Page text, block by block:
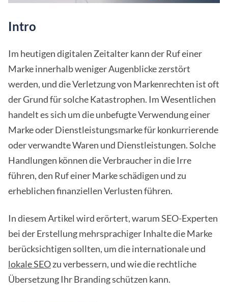
Intro
Im heutigen digitalen Zeitalter kann der Ruf einer
Marke innerhalb weniger Augenblicke zerstört
werden, und die Verletzung von Markenrechten ist oft
der Grund für solche Katastrophen. Im Wesentlichen
handelt es sich um die unbefugte Verwendung einer
Marke oder Dienstleistungsmarke für konkurrierende
oder verwandte Waren und Dienstleistungen. Solche
Handlungen können die Verbraucher in die Irre
führen, den Ruf einer Marke schädigen und zu
erheblichen finanziellen Verlusten führen.
In diesem Artikel wird erörtert, warum SEO-Experten
bei der Erstellung mehrsprachiger Inhalte die Marke
berücksichtigen sollten, um die internationale und
lokale SEOzu verbessern, und wie die rechtliche
Übersetzung Ihr Branding schützen kann.